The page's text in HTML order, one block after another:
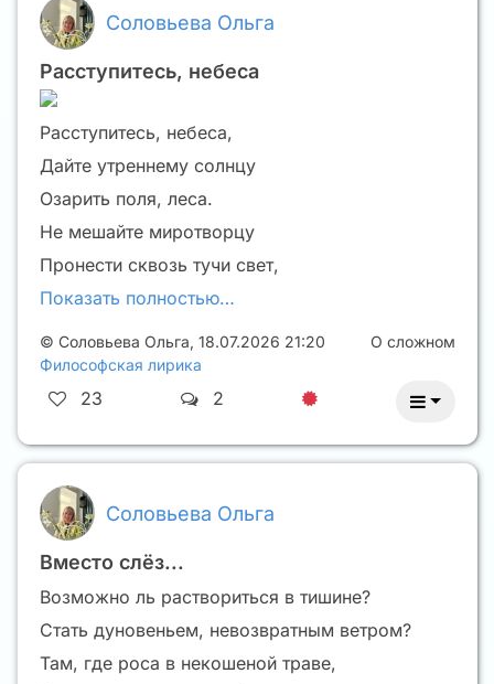
Соловьева Ольга
Расступитесь, небеса
Расступитесь, небеса,
Дайте утреннему солнцу
Озарить поля, леса.
Не мешайте миротворцу
Пронести сквозь тучи свет,
Показать полностью…
© Соловьева Ольга, 18.07.2026 21:20
Философская лирика
О сложном
23 2
Соловьева Ольга
Вместо слёз...
Возможно ль раствориться в тишине?
Стать дуновеньем, невозвратным ветром?
Там, где роса в некошеной траве,